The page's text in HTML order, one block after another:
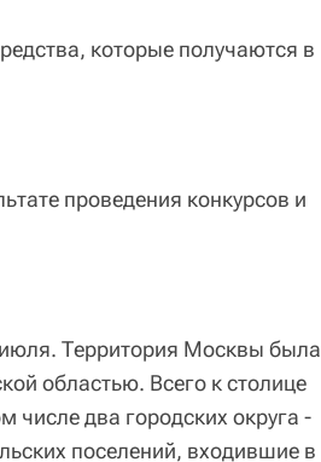
которые получаются в
проведения конкурсов и
Территория Москвы была
областью. Всего к столице
числе два городских округа -
поселений, входившие в